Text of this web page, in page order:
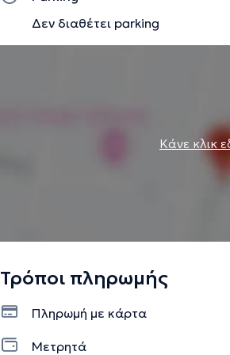
Δεν διαθέτει parking
Κάνε κλικ
Τρόποι πληρωμής
Πληρωμή με κάρτα
Μετρητά